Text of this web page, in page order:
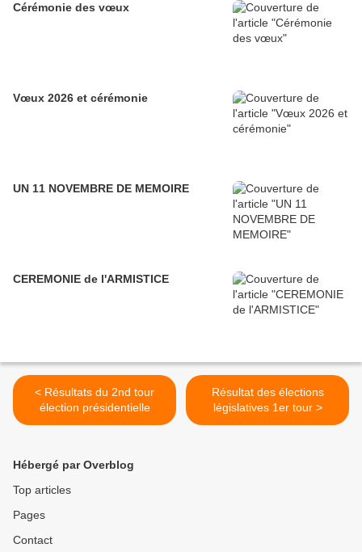
Cérémonie des vœux
Vœux 2026 et cérémonie
UN 11 NOVEMBRE DE MEMOIRE
CEREMONIE de l'ARMISTICE
< Résultats du 2nd tour
élection présidentielle
Résultat des élections
législatives 1er tour >
Hébergé par Overblog
Top articles
Pages
Contact